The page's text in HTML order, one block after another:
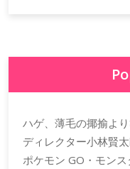
ハゲ、薄毛の揶揄よ
ディレクター小林賢
ポケモン GO・モン